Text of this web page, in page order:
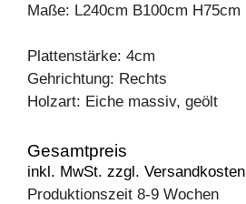
Maße: L240cm B100cm H75cm
Plattenstärke: 4cm
Gehrichtung: Rechts
Holzart: Eiche massiv, geölt
Gesamtpreis
inkl. MwSt. zzgl. Versandkosten
Produktionszeit 8-9 Wochen